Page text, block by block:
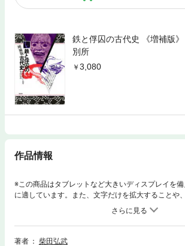
鉄と俘囚の古代史 《増補版
別所
3,080
作品情報
※この商品はタブレットなど大きいディスプレイを
に適しています。また、文字だけを拡大することや
ト、検索、辞書の参照、引用などの機能が使用でき
の蝦夷「征伐」は、歴史書で流布されている現実と
ぐる五百年戦争で大和朝廷の捕虜となった東北の産
をとる著者が文献と現地調査をもとに隠された古代
著者
柴田弘武